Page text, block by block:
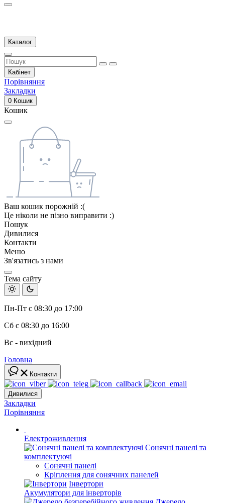
Каталог
Кабінет
Порівняння
Закладки
0 Кошик
Кошик
Ваш кошик порожній :(
Це ніколи не пізно виправити :)
Пошук
Дивилися
Контакти
Меню
Зв'язатись з нами
Тема сайту
Пн-Пт с 08:30 до 17:00
Сб с 08:30 до 16:00
Вс - вихідний
Головна
Контакти
Дивилися
Закладки
Порівняння
Електроживлення
Сонячні панелі та
комплектуючі
Сонячні панелі
Кріплення для сонячних панелей
Інвертори
Акумулятори для інверторів